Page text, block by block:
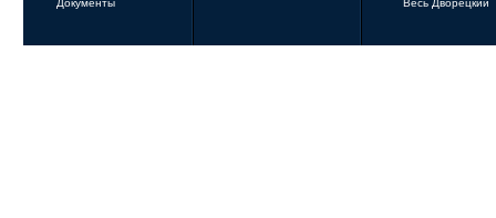
Документы
Весь Дворецкий